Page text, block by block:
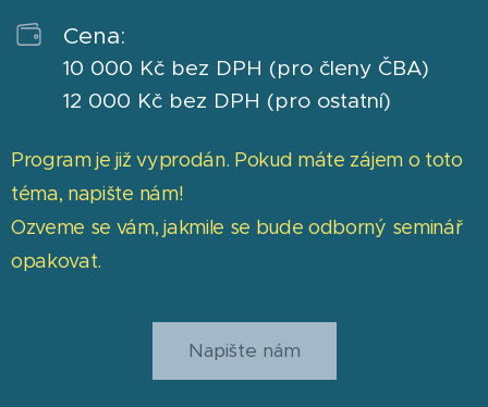
Cena:
10 000 Kč bez DPH (pro členy ČBA)
12 000 Kč bez DPH (pro ostatní)
Program je již vyprodán. Pokud máte zájem o toto
téma, napište nám!
Ozveme se vám, jakmile se bude odborný seminář
opakovat.
Napište nám